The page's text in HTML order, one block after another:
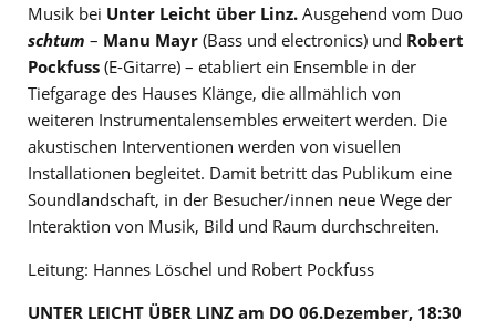
Musik bei Unter Leicht über Linz. Ausgehend vom Duo
schtum – Manu Mayr (Bass und electronics) und Robert
Pockfuss (E-Gitarre) – etabliert ein Ensemble in der
Tiefgarage des Hauses Klänge, die allmählich von
weiteren Instrumentalensembles erweitert werden. Die
akustischen Interventionen werden von visuellen
Installationen begleitet. Damit betritt das Publikum eine
Soundlandschaft, in der Besucher/innen neue Wege der
Interaktion von Musik, Bild und Raum durchschreiten.
Leitung: Hannes Löschel und Robert Pockfuss
UNTER LEICHT ÜBER LINZ am DO 06.Dezember, 18:30